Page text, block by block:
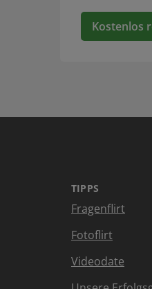
Kostenlos
TIPPS
Fragenflirt
Fotoflirt
Videodate